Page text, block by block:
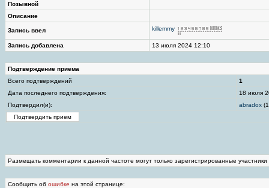
Позывной
Описание
Запись ввел killemmy
Запись добавлена 13 июля 2024 12:10
Подтверждение приема
Всего подтверждений
1
Дата последнего подтверждения:
18 июля
Подтвердил(и):
abradox
Размещать комментарии к данной частоте могут только зарегистрированные
Сообщить об ошибке на этой странице: